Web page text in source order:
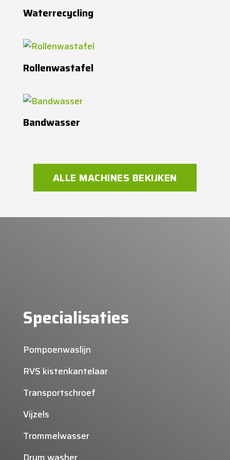
Waterrecycling
Rollenwastafel
Bandwasser
ALLE MACHINES BEKIJKEN
Specialisaties
Pompoenwaslijn
RVS kistenkantelaar
Transportschroef
Vijzels
Trommelwasser